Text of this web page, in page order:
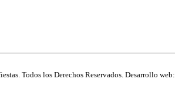
Todos los Derechos Reservados. Desarrollo web: